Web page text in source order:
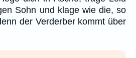
Sohn und klage wie die, so
der Verderber kommt über